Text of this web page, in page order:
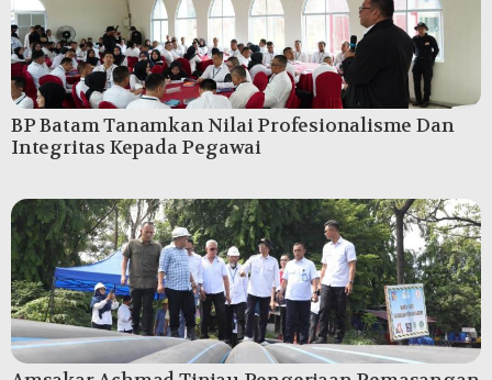
BP Batam Tanamkan Nilai Profesionalisme Dan
Integritas Kepada Pegawai